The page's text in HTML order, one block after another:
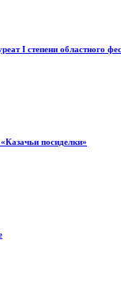
I степени областного
посиделки»